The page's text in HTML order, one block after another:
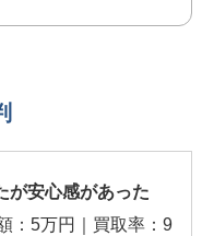
が安心感があった
：5万円｜買取率：9